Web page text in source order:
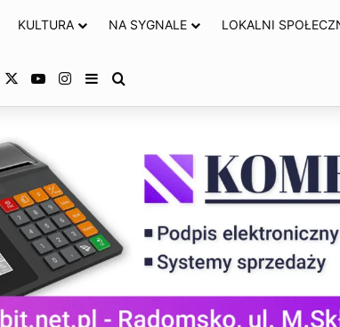
KULTURA NA SYGNALE LOKALNI
Facebook YouTubeInstagram
Sidebar